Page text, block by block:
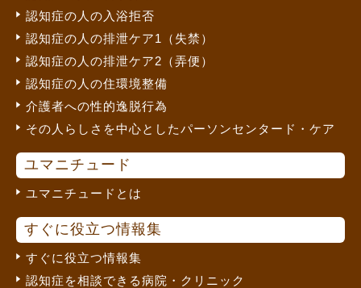
認知症の人の入浴拒否
認知症の人の排泄ケア1（失禁）
認知症の人の排泄ケア2（弄便）
認知症の人の住環境整備
介護者への性的逸脱行為
その人らしさを中心としたパーソンセンタード・ケア
ユマニチュード
ユマニチュードとは
すぐに役立つ情報集
すぐに役立つ情報集
認知症を相談できる病院・クリニック